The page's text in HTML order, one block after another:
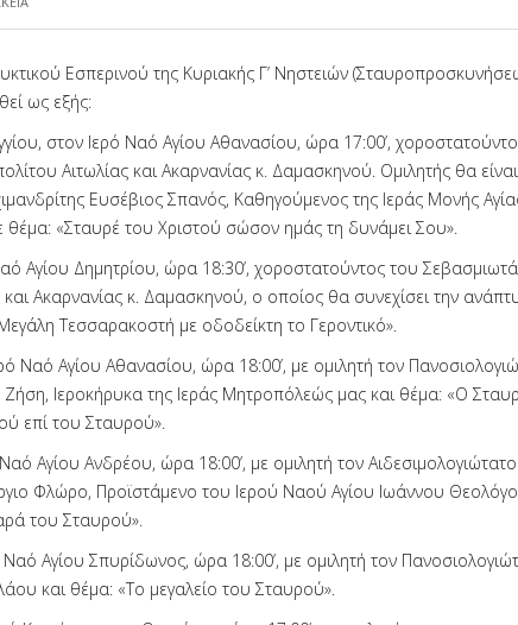
Εσπερινού της Κυριακής Γ’ Νηστειών
ως εξής:
στον Ιερό Ναό Αγίου Αθανασίου, ώρα 17:00’,
Αιτωλίας και Ακαρνανίας κ. Δαμασκηνού. Ομιλητής θα
Ευσέβιος Σπανός, Καθηγούμενος της Ιεράς Μονής
«Σταυρέ του Χριστού σώσον ημάς τη δυνάμει Σου».
Αγίου Δημητρίου, ώρα 18:30’, χοροστατούντος του
Ακαρνανίας κ. Δαμασκηνού, ο οποίος θα συνεχίσει την
Τεσσαρακοστή με οδοδείκτη το Γεροντικό».
Ναό Αγίου Αθανασίου, ώρα 18:00’, με ομιλητή τον
Ιεροκήρυκα της Ιεράς Μητροπόλεώς μας και θέμα: «Ο
επί του Σταυρού».
Αγίου Ανδρέου, ώρα 18:00’, με ομιλητή τον Αιδεσιμολογιώτατο
Φλώρο, Προϊστάμενο του Ιερού Ναού Αγίου Ιωάννου
του Σταυρού».
Ναό Αγίου Σπυρίδωνος, ώρα 18:00’, με ομιλητή τον
και θέμα: «Το μεγαλείο του Σταυρού».